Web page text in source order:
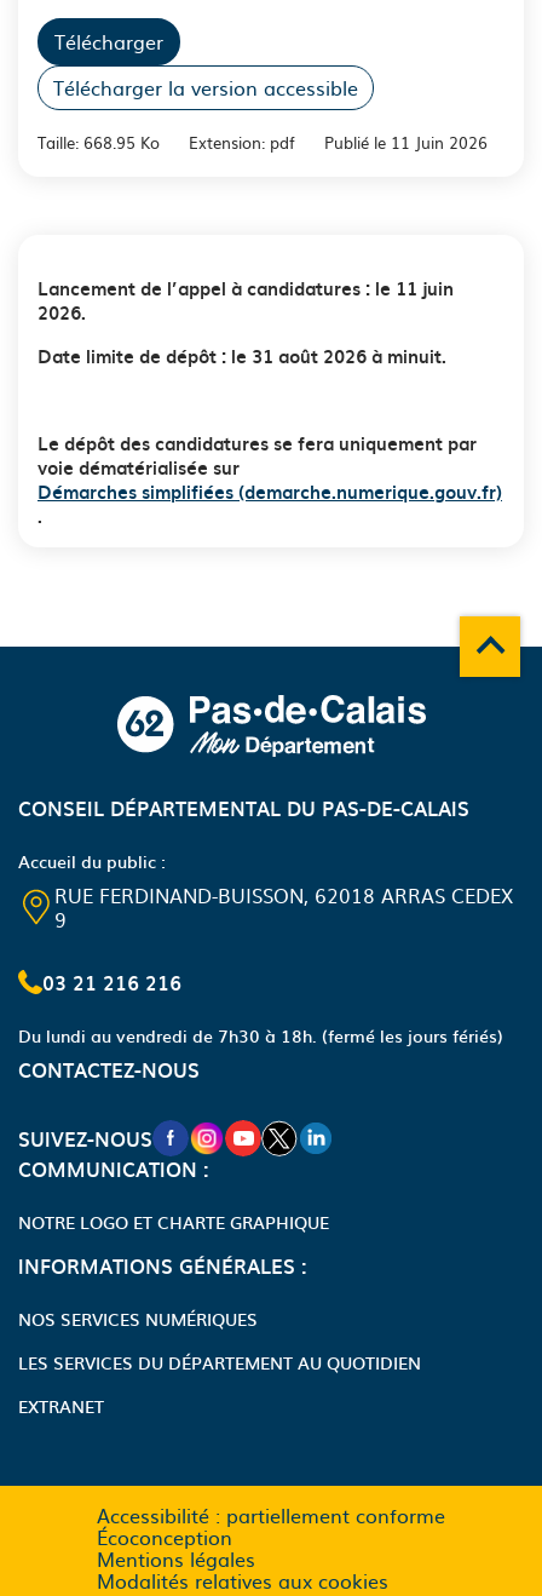
Télécharger
Télécharger la version accessible
Taille: 668.95 Ko Extension: pdf Publié le 11 Juin 2026
Lancement de l’appel à candidatures : le 11 juin
2026.
Date limite de dépôt : le 31 août 2026 à minuit.
Le dépôt des candidatures se fera uniquement par
voie dématérialisée sur
Démarches simplifiées (demarche.numerique.gouv.fr)
.
CONSEIL DÉPARTEMENTAL DU PAS-DE-CALAIS
Accueil du public :
RUE FERDINAND-BUISSON, 62018 ARRAS CEDEX
9
03 21 216 216
Du lundi au vendredi de 7h30 à 18h. (fermé les jours fériés)
CONTACTEZ-NOUS
SUIVEZ-NOUSNOUVELLE FENÊTRE VERS LA PAGE
NOUVELLE FENÊTRE VERS LA
NOUVELLE FENÊTRE VERS LA
NOUVELLE FENÊTRE VERS
NOUVELLE FENÊTRE
COMMUNICATION :
NOTRE LOGO ET CHARTE GRAPHIQUE
INFORMATIONS GÉNÉRALES :
NOS SERVICES NUMÉRIQUES
LES SERVICES DU DÉPARTEMENT AU QUOTIDIEN
EXTRANET
Accessibilité : partiellement conforme
Écoconception
Mentions légales
Modalités relatives aux cookies